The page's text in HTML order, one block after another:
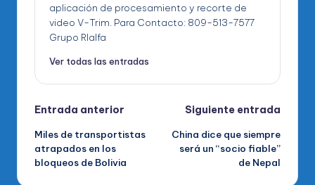
aplicación de procesamiento y recorte de
video V-Trim. Para Contacto: 809-513-7577
Grupo RIalfa
Ver todas las entradas
Navegación
de
entradas
Entrada anterior
Miles de transportistas
atrapados en los
bloqueos de Bolivia
Siguiente entrada
China dice que siempre
será un “socio fiable”
de Nepal